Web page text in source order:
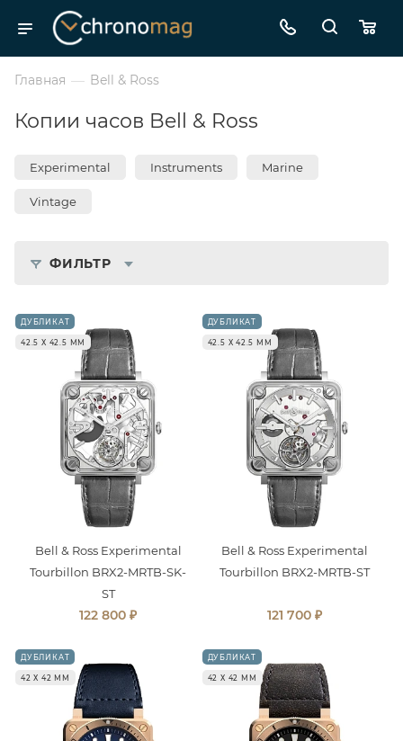
Главная — Bell & Ross
Копии часов Bell & Ross
Experimental Instruments Marine
Vintage
ФИЛЬТР
ДУБЛИКАТ
42.5 Х 42.5 ММ
Bell & Ross Experimental
Tourbillon BRX2-MRTB-SK-
ST
122 800 ₽
ДУБЛИКАТ
42.5 Х 42.5 ММ
Bell & Ross Experimental
Tourbillon BRX2-MRTB-ST
121 700 ₽
ДУБЛИКАТ
42 Х 42 ММ
ДУБЛИКАТ
42 Х 42 ММ